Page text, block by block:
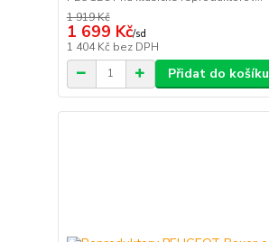
1 919 Kč
1 699 Kč/sd
1 404 Kč bez DPH
Přidat do košíku